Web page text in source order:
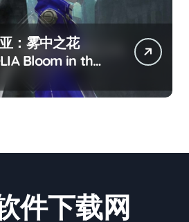
：雾中之花
Bloom in the
件下载网